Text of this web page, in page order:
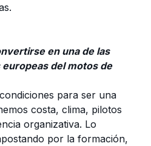
en una de las
del motos de
para ser una
costa, clima, pilotos
organizativa. Lo
por la formación,